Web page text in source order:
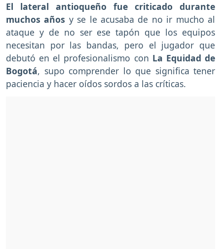
El lateral antioqueño fue criticado durante
muchos años y se le acusaba de no ir mucho al
ataque y de no ser ese tapón que los equipos
necesitan por las bandas, pero el jugador que
debutó en el profesionalismo con La Equidad de
Bogotá, supo comprender lo que significa tener
paciencia y hacer oídos sordos a las críticas.